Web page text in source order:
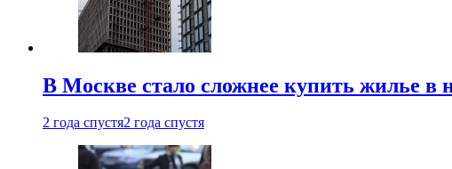
В Москве стало сложнее купить жилье в
2 года спустя2 года спустя